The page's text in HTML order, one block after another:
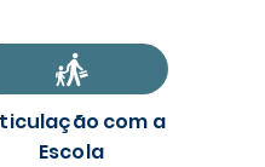
com a
Escola